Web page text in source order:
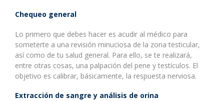
Chequeo general
Lo primero que debes hacer es acudir al médico para
someterte a una revisión minuciosa de la zona testicular,
así como de tu salud general. Para ello, se te realizará,
entre otras cosas, una palpación del pene y testículos. El
objetivo es calibrar, básicamente, la respuesta nerviosa.
Extracción de sangre y análisis de orina